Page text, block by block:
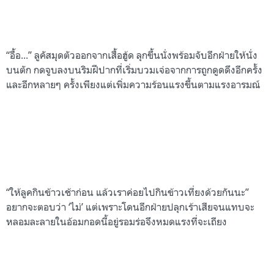
“อื้อ...” ลูคัสมุดตัวออกจากเสื้อฮู้ด ลุกขึ้นนั่งพร้อมจับอีกฝ่ายให้นั่ง
บนตัก กดจูบลงบนริมฝีปากที่เริ่มบวมเจ่อจากการถูกดูดดึงอีกครั้ง
และอีกหลายๆ ครั้งเพียงแต่เพิ่มความร้อนแรงขึ้นตามแรงอารมณ์
“ให้ลูคกินข้าวเช้าก่อน แล้วเราค่อยไปกินข้าวเที่ยงด้วยกันนะ”
อยากจะตอบว่า ‘ไม่’ แต่เพราะโดนอีกฝ่ายปลุกเร้าเสียจนแทบจะ
หลอมละลายในอ้อมกอดนี้อยู่รอมร่อจึงหมดแรงที่จะเถียง